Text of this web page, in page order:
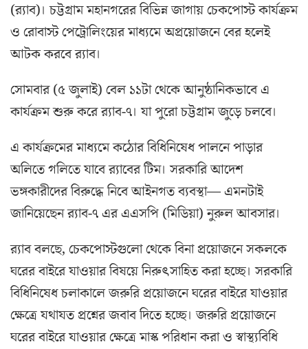
(র‍্যাব)। চট্টগ্রাম মহানগরের বিভিন্ন জাগায় চেকপোস্ট কার্যক্রম
ও রোবাস্ট পেট্রোলিংয়ের মাধ্যমে অপ্রয়োজনে বের হলেই
আটক করবে র‍্যাব।
সোমবার (৫ জুলাই) বেল ১১টা থেকে আনুষ্ঠানিকভাবে এ
কার্যক্রম শুরু করে র‍্যাব-৭। যা পুরো চট্টগ্রাম জুড়ে চলবে।
এ কার্যক্রমের মাধ্যমে কঠোর বিধিনিষেধ পালনে পাড়ার
অলিতে গলিতে যাবে র‍্যাবের টিম। সরকারি আদেশ
ভঙ্গকারীদের বিরুদ্ধে নিবে আইনগত ব্যবস্থা— এমনটাই
জানিয়েছেন র‍্যাব-৭ এর এএসপি (মিডিয়া) নুরুল আবসার।
র‍্যাব বলছে, চেকপোস্টগুলো থেকে বিনা প্রয়োজনে সকলকে
ঘরের বাইরে যাওয়ার বিষয়ে নিরুৎসাহিত করা হচ্ছে। সরকারি
বিধিনিষেধ চলাকালে জরুরি প্রয়োজনে ঘরের বাইরে যাওয়ার
ক্ষেত্রে যথাযত প্রশ্নের জবাব দিতে হচ্ছে। জরুরি প্রয়োজনে
ঘরের বাইরে যাওয়ার ক্ষেত্রে মাস্ক পরিধান করা ও স্বাস্থ্যবিধি